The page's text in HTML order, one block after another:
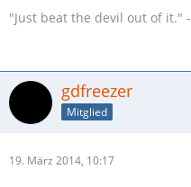
"Just beat the devil out of it." -
gdfreezer
Mitglied
19. März 2014, 10:17